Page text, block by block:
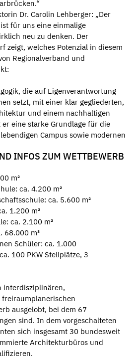
Dr. Carolin Lehberger: „Der
für uns eine einmalige
neu zu denken. Der
zeigt, welches Potenzial in diesem
Regionalverband und
die auf Eigenverantwortung
setzt, mit einer klar gegliederten,
und einem nachhaltigen
eine starke Grundlage für die
Campus sowie modernen
INFOS ZUM WETTBEWERB
m²
ca. 4.200 m²
ca. 5.600 m²
1.200 m²
ca. 2.100 m²
68.000 m³
Schüler: ca. 1.000
100 PKW Stellplätze, 3
interdisziplinären,
ausgelobt, bei dem 67
sind. In dem vorgeschalteten
sich insgesamt 30 bundesweit
Architekturbüros und